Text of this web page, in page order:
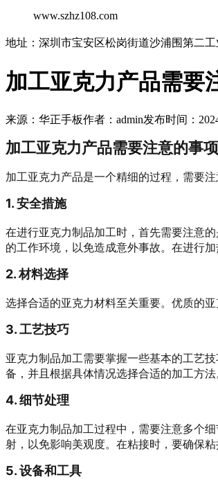
www.szhz108.com
地址： 深圳市宝安区松岗街道沙浦围第二工
加工亚克力产品需要
来源：华正手板作者：admin发布时间：
加工亚克力产品需要注意的事项
加工亚克力产品是一个精细的过程，需要
1. 安全措施
在进行亚克力制品加工时，首先需要注意
的工作环境，以免造成意外事故。在进行
2. 材料选择
选择合适的亚克力材料至关重要。优质的
3. 工艺技巧
亚克力制品加工需要掌握一些基本的工艺
备，并且根据具体情况选择合适的加工方法
4. 细节处理
在亚克力制品加工过程中，需要注意多个
射，以免影响美观度。在粘接时，要确保粘
5. 设备和工具